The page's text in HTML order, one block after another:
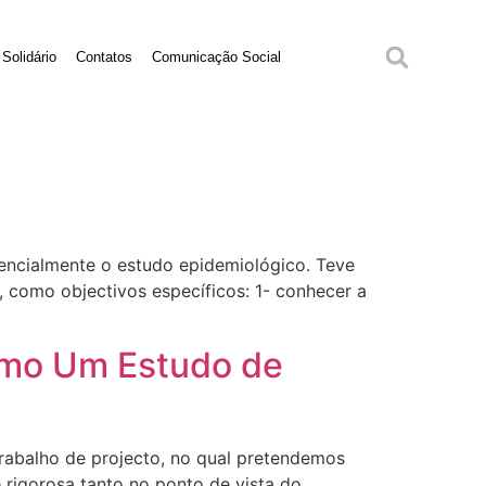
Contatos Comunicação Social
o estudo epidemiológico. Teve
objectivos específicos: 1- conhecer a
Um Estudo de
de projecto, no qual pretendemos